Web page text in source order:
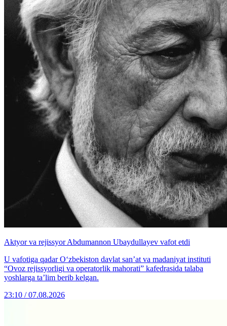
Aktyor va rejissyor Abdumannon Ubaydullayev vafot etdi
U vafotiga qadar O‘zbekiston davlat san’at va madaniyat instituti
“Ovoz rejissyorligi va operatorlik mahorati” kafedrasida talaba
yoshlarga ta’lim berib kelgan.
23:10 / 07.08.2026